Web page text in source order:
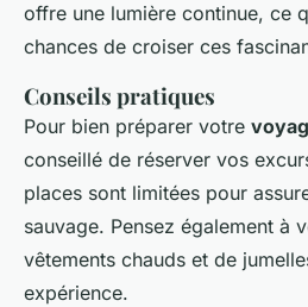
offre une lumière continue, ce
chances de croiser ces
Conseils pratiques
Pour bien préparer votre
conseillé de réserver vos
places sont limitées pour
sauvage. Pensez également à
vêtements chauds et de
expérience.